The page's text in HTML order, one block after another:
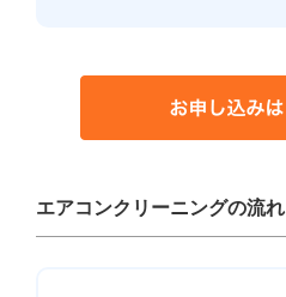
エアコンクリーニングの流れ